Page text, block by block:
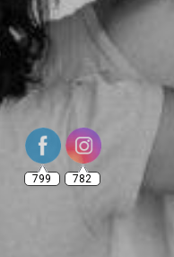
799